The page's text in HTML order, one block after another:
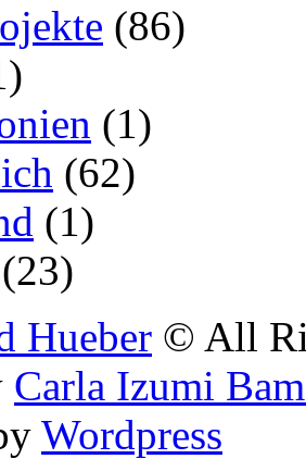
(86)
(1)
(62)
(1)
(23)
Hueber © All
Carla Izumi
Wordpress